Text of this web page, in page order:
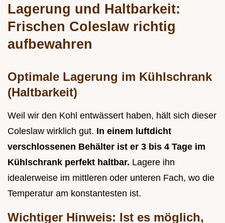
Lagerung und Haltbarkeit:
Frischen Coleslaw richtig
aufbewahren
Optimale Lagerung im Kühlschrank
(Haltbarkeit)
Weil wir den Kohl entwässert haben, hält sich dieser
Coleslaw wirklich gut. In einem luftdicht
verschlossenen Behälter ist er 3 bis 4 Tage im
Kühlschrank perfekt haltbar. Lagere ihn
idealerweise im mittleren oder unteren Fach, wo die
Temperatur am konstantesten ist.
Wichtiger Hinweis: Ist es möglich,